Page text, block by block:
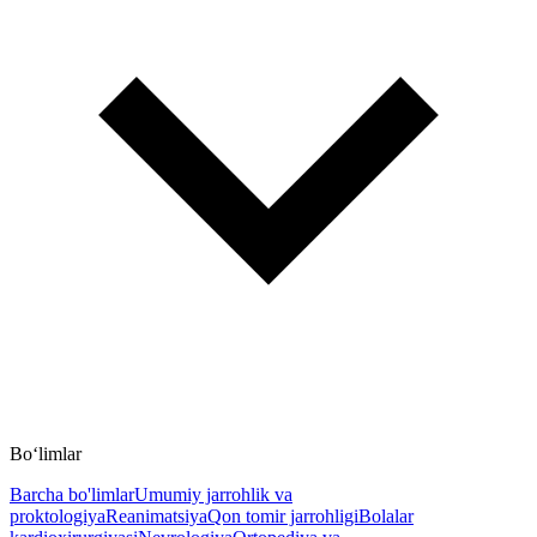
Bo‘limlar
Barcha bo'limlarUmumiy jarrohlik va
proktologiyaReanimatsiyaQon tomir jarrohligiBolalar